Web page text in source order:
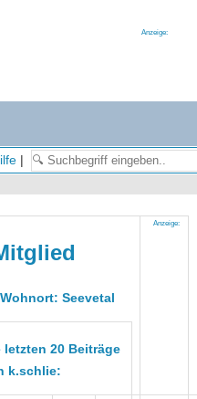
Anzeige:
|
Seevetal
letzten 20 Beiträge
k.schlie:
Anzeige: